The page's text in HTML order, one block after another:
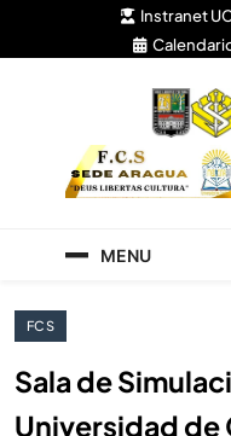
Instranet
MENU
FCS
Sala de
Universidad de